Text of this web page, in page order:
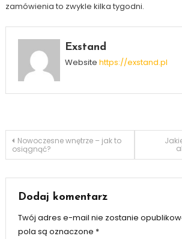
zamówienia to zwykle kilka tygodni.
Exstand
Website https://exstand.pl
Nawigacja
Nowoczesne wnętrze – jak to
osiągnąć?
Dodaj komentarz
Twój adres e-mail nie zostanie
pola są oznaczone *